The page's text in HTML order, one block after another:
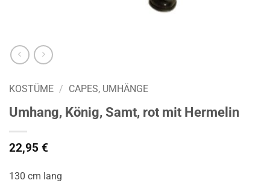
KOSTÜME / CAPES, UMHÄNGE
Umhang, König, Samt, rot mit Hermelin
22,95 €
130 cm lang